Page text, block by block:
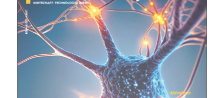
Mit dem |transkript-Newsletter
jede Woche aktuell informiert.
(erforderlich)